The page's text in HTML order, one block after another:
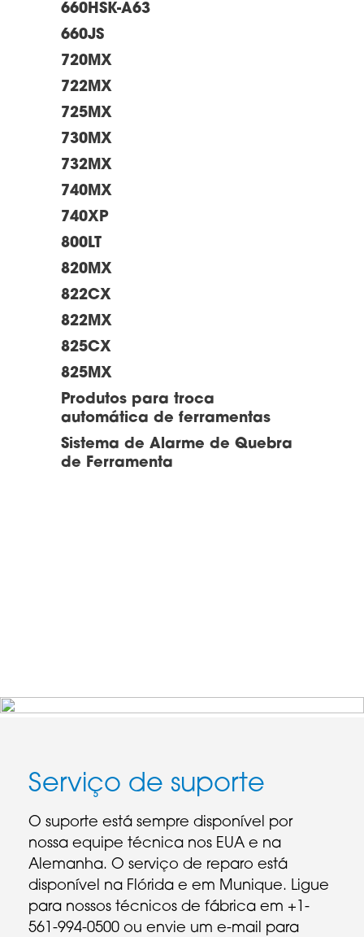
660HSK-A63
660JS
720MX
722MX
725MX
730MX
732MX
740MX
740XP
800LT
820MX
822CX
822MX
825CX
825MX
Produtos para troca
automática de ferramentas
Sistema de Alarme de Quebra
de Ferramenta
Serviço de suporte
O suporte está sempre disponível por
nossa equipe técnica nos EUA e na
Alemanha. O serviço de reparo está
disponível na Flórida e em Munique. Ligue
para nossos técnicos de fábrica em +1-
561-994-0500 ou envie um e-mail para